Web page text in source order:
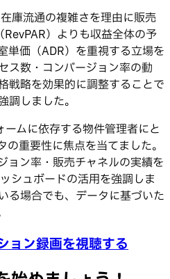
庫流通の複雑さを理由に販売
）よりも収益全体の予
単価（ADR）を重視する立場を
ス数・コンバージョン率の動
戦略を効果的に調整することで
調しました。
ームに依存する物件管理者にと
重要性に焦点を当てました。
ョン率・販売チャネルの実績を
シュボードの活用を強調しま
る場合でも、データに基づいた
ョン録画を視聴する